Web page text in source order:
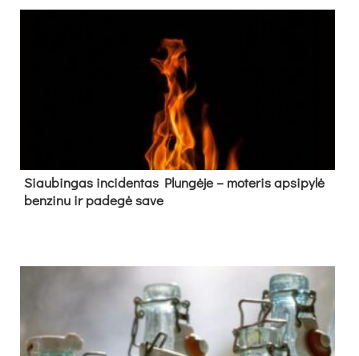
Siau­bin­gas in­ci­den­tas Plun­gė­je – mo­te­ris ap­si­py­lė
ben­zi­nu ir pa­de­gė sa­ve